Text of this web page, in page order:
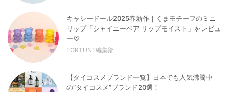
キャシードール2025春新作｜くまモチーフのミニ
リップ「シャイニーベア リップモイスト」をレビュ
ー♡
FORTUNE編集部
【タイコスメブランド一覧】日本でも人気沸騰中
の“タイコスメ”ブランド20選！